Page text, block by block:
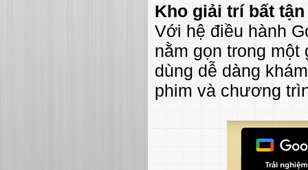
Kho giải trí bất
Với hệ điều hành
nằm gọn trong
dùng dễ dàng
phim và chương